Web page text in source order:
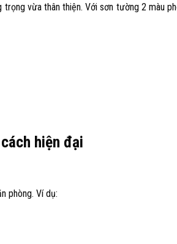
trọng vừa thân thiện. Với sơn tường 2 màu
hiện đại
phòng. Ví dụ: